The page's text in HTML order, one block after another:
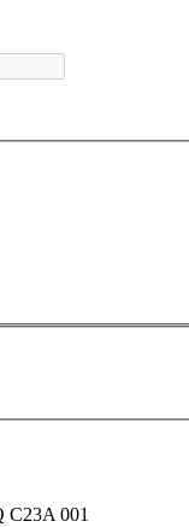
C23A 001